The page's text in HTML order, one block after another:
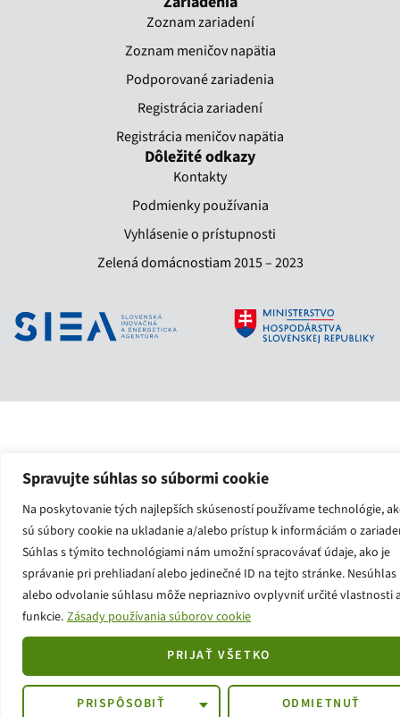
Spravujte súhlas so súbormi cookie
Na poskytovanie tých najlepších skúseností používame technológie,
sú súbory cookie na ukladanie a/alebo prístup k informáciám o
Súhlas s týmito technológiami nám umožní spracovávať údaje, ako je
správanie pri prehliadaní alebo jedinečné ID na tejto stránke. Nesúhlas
alebo odvolanie súhlasu môže nepriaznivo ovplyvniť určité vlastnosti
funkcie. Zásady používania súborov cookie
PRISPÔSOBIŤ ODMIETNUŤ
PRIJAŤ VŠETKO
Zoznam zariadení
Zoznam meničov napätia
Podporované zariadenia
Registrácia zariadení
Registrácia meničov napätia
Dôležité odkazy
Kontakty
Podmienky používania
Vyhlásenie o prístupnosti
Zelená domácnostiam 2015 – 2023